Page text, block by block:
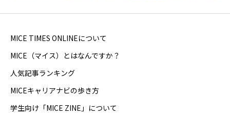
MICE TIMES ONLINEについて
MICE（マイス）とはなんですか？
人気記事ランキング
MICEキャリアナビの歩き方
学生向け「MICE ZINE」について